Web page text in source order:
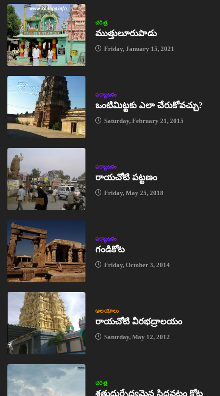
చరిత్ర
ముత్తులూరుపాడు
Friday, January 15, 2021
పర్యాటకం
ఒంటిమిట్టకు ఎలా చేరుకోవచ్చు?
Saturday, February 21, 2015
పర్యాటకం
రాయచోటి పట్టణం
Friday, May 25, 2018
పర్యాటకం
గండికోట
Friday, October 3, 2014
ఆలయాలు
రాయచోటి వీరభద్రాలయం
Saturday, May 12, 2012
చరిత్ర
శత్రుదుర్భేద్యమైన సిద్ధవటం కోట